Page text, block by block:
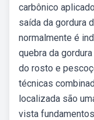
carbônico
saída da gordura
normalmente é
quebra da
do rosto e
técnicas
localizada são
vista